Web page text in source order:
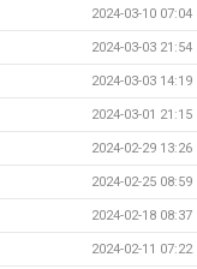
2024-03-10 07:04
2024-03-03 21:54
2024-03-03 14:19
2024-03-01 21:15
2024-02-29 13:26
2024-02-25 08:59
2024-02-18 08:37
2024-02-11 07:22